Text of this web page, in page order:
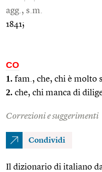
agg., s.m.
1841;
CO
1. fam., che, chi è molto
2. che, chi manca di
Correzioni e suggerimenti
Condividi
Il dizionario di italiano